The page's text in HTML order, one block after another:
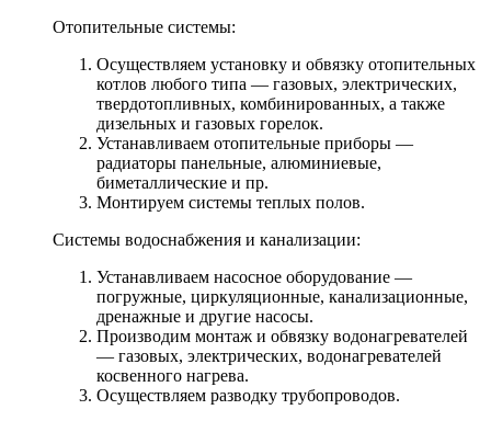
Отопительные системы:
Осуществляем установку и обвязку отопительных
котлов любого типа — газовых, электрических,
твердотопливных, комбинированных, а также
дизельных и газовых горелок.
Устанавливаем отопительные приборы —
радиаторы панельные, алюминиевые,
биметаллические и пр.
Монтируем системы теплых полов.
Системы водоснабжения и канализации:
Устанавливаем насосное оборудование —
погружные, циркуляционные, канализационные,
дренажные и другие насосы.
Производим монтаж и обвязку водонагревателей
— газовых, электрических, водонагревателей
косвенного нагрева.
Осуществляем разводку трубопроводов.